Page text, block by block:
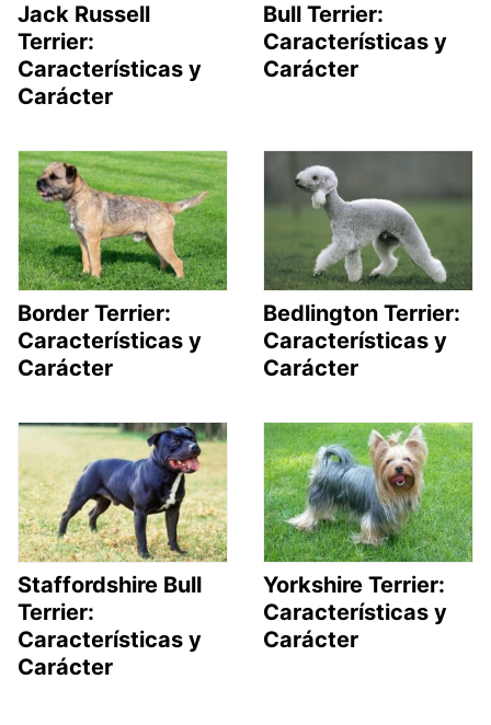
Jack Russell
Terrier:
Características y
Carácter
Bull Terrier:
Características y
Carácter
Border Terrier:
Características y
Carácter
Bedlington Terrier:
Características y
Carácter
Staffordshire Bull
Terrier:
Características y
Carácter
Yorkshire Terrier:
Características y
Carácter